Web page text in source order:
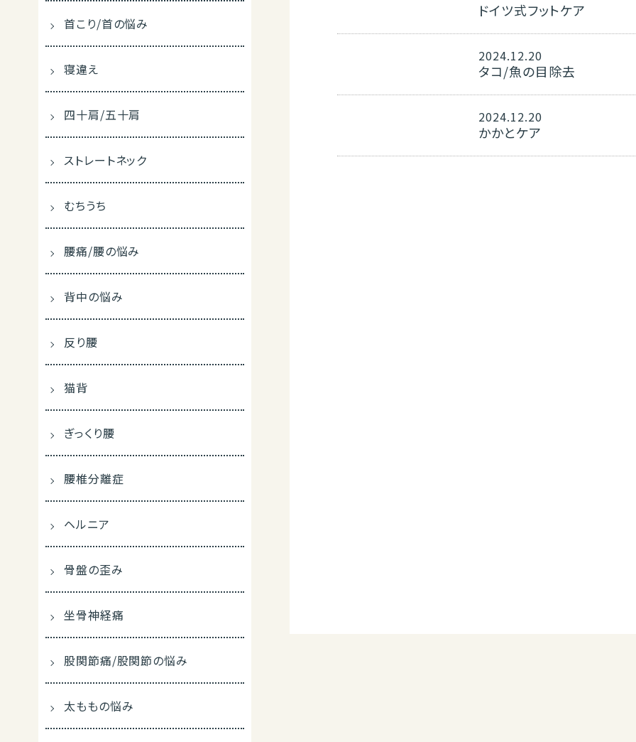
ドイツ式フットケア
2024.12.20
タコ/魚の目除去
2024.12.20
かかとケア
首こり/首の悩み
寝違え
四十肩/五十肩
ストレートネック
むちうち
腰痛/腰の悩み
背中の悩み
反り腰
猫背
ぎっくり腰
腰椎分離症
ヘルニア
骨盤の歪み
坐骨神経痛
股関節痛/股関節の悩み
太ももの悩み